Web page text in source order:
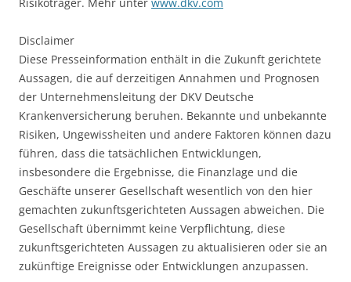
Disclaimer
Diese Presseinformation enthält in die Zukunft gerichtete
Aussagen, die auf derzeitigen Annahmen und Prognosen
der Unternehmensleitung der DKV Deutsche
Krankenversicherung beruhen. Bekannte und unbekannte
Risiken, Ungewissheiten und andere Faktoren können dazu
führen, dass die tatsächlichen Entwicklungen,
insbesondere die Ergebnisse, die Finanzlage und die
Geschäfte unserer Gesellschaft wesentlich von den hier
gemachten zukunftsgerichteten Aussagen abweichen. Die
Gesellschaft übernimmt keine Verpflichtung, diese
zukunftsgerichteten Aussagen zu aktualisieren oder sie an
zukünftige Ereignisse oder Entwicklungen anzupassen.